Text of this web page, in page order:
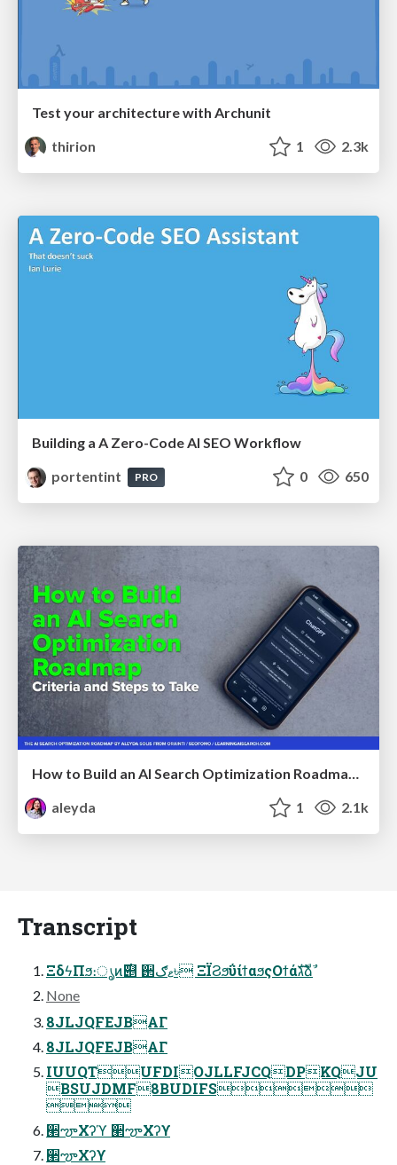
Test your architecture with Archunit
thirion
1 2.3k
Building a A Zero-Code AI SEO Workflow
portentint
PRO 0 650
aleyda
1 2.1k
Transcript
ΞδϟΠϧ։ൃͷ࣌୅ ઒ޱګ৳ ΞΪϨϧΰίϯαϧςΟϯάגࣜձࣾ
None
8JLJQFEJBΑΓ
8JLJQFEJBΑΓ
IUUQTUFDIOJLLFJCQDPKQJU
BSUJDMF8BUDIFS

੢ౡΧʔϓ ੢ౡΧʔϒ
੢ౡΧʔϒ